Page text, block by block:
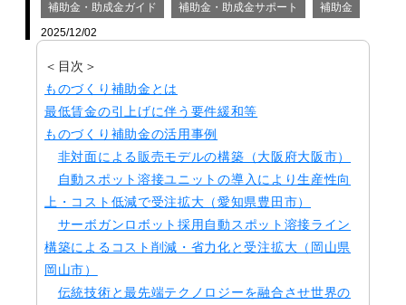
補助金・助成金ガイド 補助金・助成金サポート
補助金
2025/12/02
＜目次＞
ものづくり補助金とは
最低賃金の引上げに伴う要件緩和等
ものづくり補助金の活用事例
非対面による販売モデルの構築（大阪府大阪市）
自動スポット溶接ユニットの導入により生産性向
上・コスト低減で受注拡大（愛知県豊田市）
サーボガンロボット採用自動スポット溶接ライン
構築によるコスト削減・省力化と受注拡大（岡山県
岡山市）
伝統技術と最先端テクノロジーを融合させ世界の